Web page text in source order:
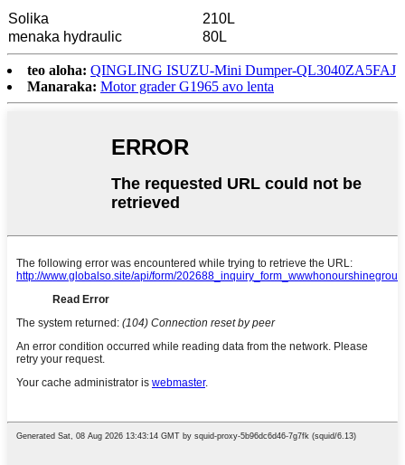
Solika
210L
menaka hydraulic
80L
teo aloha: QINGLING ISUZU-Mini Dumper-QL3040ZA5FAJ
Manaraka: Motor grader G1965 avo lenta